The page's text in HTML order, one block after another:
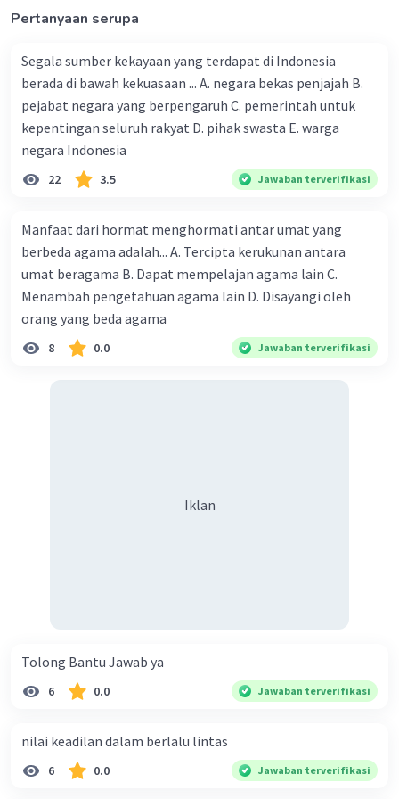
Memberi jaminan pekerjaan.
3. Mencerdaskan kehidupan Bangsa
Upaya Bangsa Indonesia :
Memperbaiki sistem pendidikan
4. Melaksanakan ketertiban Dunia.
Upaya Bangsa Indonesia :
Peran Indonesia dalam perdamaian dunia juga
diwujudkan melalui
partisipasi dan kontribusi
Garuda. Kontingen Garuda adalah pasukan
penjaga perdamaian yang anggotanya diambil
dari militer Indonesia yang bertugas di bawah
naungan PBB.
Beri Rating
Pertanyaan serupa
Segala sumber kekayaan yang terdapat di Indonesia
berada di bawah kekuasaan ... A. negara bekas penjajah B.
pejabat negara yang berpengaruh C. pemerintah untuk
kepentingan seluruh rakyat D. pihak swasta E. warga
negara Indonesia
22 3.5 Jawaban terverifikasi
Manfaat dari hormat menghormati antar umat yang
berbeda agama adalah... A. Tercipta kerukunan antara
umat beragama B. Dapat mempelajan agama lain C.
Menambah pengetahuan agama lain D. Disayangi oleh
orang yang beda agama
8 0.0 Jawaban terverifikasi
Iklan
Tolong Bantu Jawab ya
6 0.0 Jawaban terverifikasi
nilai keadilan dalam berlalu lintas
6 0.0 Jawaban terverifikasi